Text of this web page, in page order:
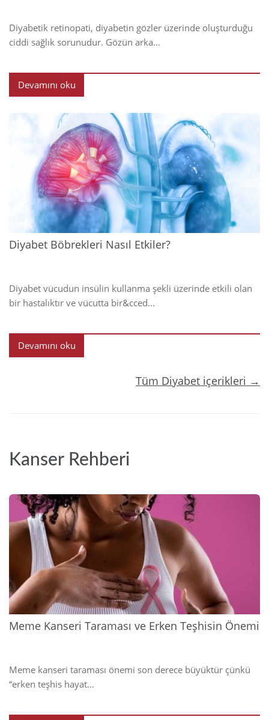
Diyabetik retinopati, diyabetin gözler üzerinde oluşturduğu
ciddi sağlık sorunudur. Gözün arka...
Devamını oku
Diyabet Böbrekleri Nasıl Etkiler?
Diyabet vücudun insülin kullanma şekli üzerinde etkili olan
bir hastalıktır ve vücutta bir&cced...
Devamını oku
Tüm Diyabet içerikleri →
Kanser Rehberi
Meme Kanseri Taraması ve Erken Teşhisin Önemi
Meme kanseri taraması önemi son derece büyüktür çünkü
“erken teşhis hayat...